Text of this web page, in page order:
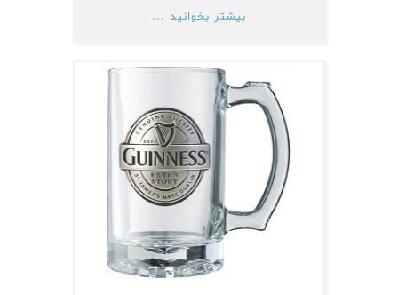
بیشتر بخوانید ...